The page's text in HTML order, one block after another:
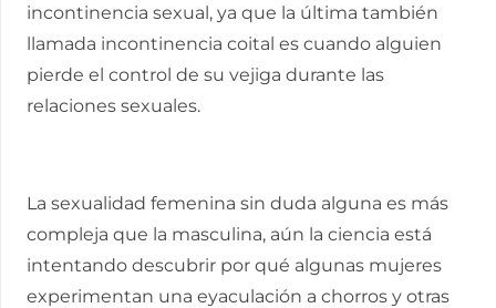
incontinencia sexual, ya que la última también
llamada incontinencia coital es cuando alguien
pierde el control de su vejiga durante las
relaciones sexuales.
La sexualidad femenina sin duda alguna es más
compleja que la masculina, aún la ciencia está
intentando descubrir por qué algunas mujeres
experimentan una eyaculación a chorros y otras